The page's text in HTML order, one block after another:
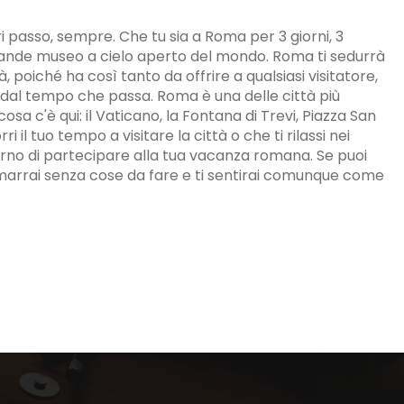
sempre. Che tu sia a Roma per 3 giorni, 3
museo a cielo aperto del mondo. Roma ti sedurrà
ha così tanto da offrire a qualsiasi visitatore,
tempo che passa. Roma è una delle città più
c'è qui: il Vaticano, la Fontana di Trevi, Piazza San
il tuo tempo a visitare la città o che ti rilassi nei
di partecipare alla tua vacanza romana. Se puoi
senza cose da fare e ti sentirai comunque come